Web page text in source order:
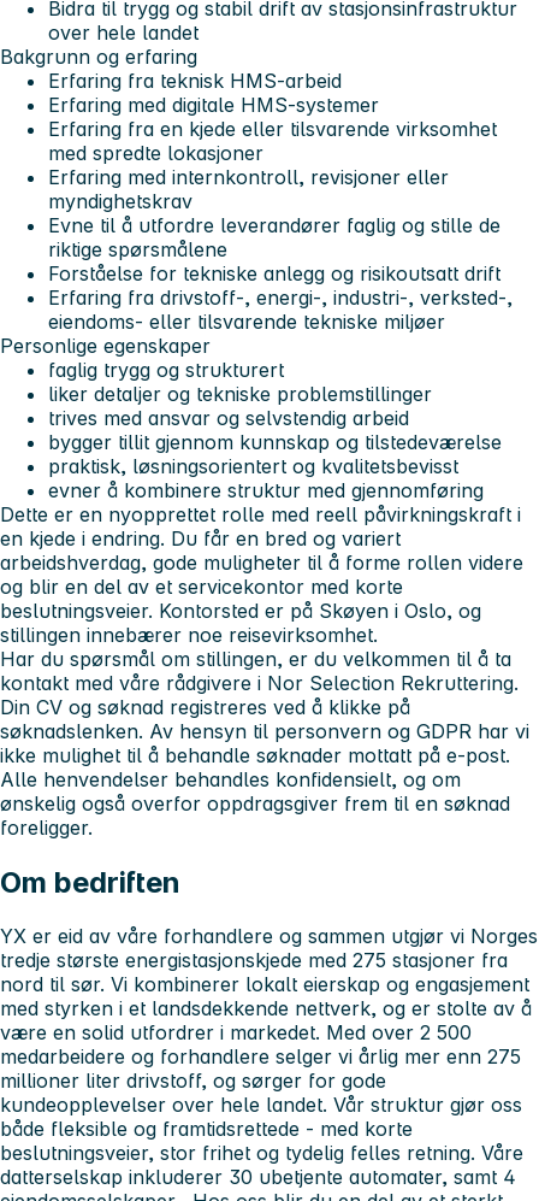
Bidra til trygg og stabil drift av stasjonsinfrastruktur
over hele landet
Bakgrunn og erfaring
Erfaring fra teknisk HMS-arbeid
Erfaring med digitale HMS-systemer
Erfaring fra en kjede eller tilsvarende virksomhet
med spredte lokasjoner
Erfaring med internkontroll, revisjoner eller
myndighetskrav
Evne til å utfordre leverandører faglig og stille de
riktige spørsmålene
Forståelse for tekniske anlegg og risikoutsatt drift
Erfaring fra drivstoff-, energi-, industri-, verksted-,
eiendoms- eller tilsvarende tekniske miljøer
Personlige egenskaper
faglig trygg og strukturert
liker detaljer og tekniske problemstillinger
trives med ansvar og selvstendig arbeid
bygger tillit gjennom kunnskap og tilstedeværelse
praktisk, løsningsorientert og kvalitetsbevisst
evner å kombinere struktur med gjennomføring
Dette er en nyopprettet rolle med reell påvirkningskraft i
en kjede i endring. Du får en bred og variert
arbeidshverdag, gode muligheter til å forme rollen videre
og blir en del av et servicekontor med korte
beslutningsveier. Kontorsted er på Skøyen i Oslo, og
stillingen innebærer noe reisevirksomhet.
Har du spørsmål om stillingen, er du velkommen til å ta
kontakt med våre rådgivere i Nor Selection Rekruttering.
Din CV og søknad registreres ved å klikke på
søknadslenken. Av hensyn til personvern og GDPR har vi
ikke mulighet til å behandle søknader mottatt på e-post.
Alle henvendelser behandles konfidensielt, og om
ønskelig også overfor oppdragsgiver frem til en søknad
foreligger.
Om bedriften
YX er eid av våre forhandlere og sammen utgjør vi Norges
tredje største energistasjonskjede med 275 stasjoner fra
nord til sør. Vi kombinerer lokalt eierskap og engasjement
med styrken i et landsdekkende nettverk, og er stolte av å
være en solid utfordrer i markedet. Med over 2 500
medarbeidere og forhandlere selger vi årlig mer enn 275
millioner liter drivstoff, og sørger for gode
kundeopplevelser over hele landet. Vår struktur gjør oss
både fleksible og framtidsrettede - med korte
beslutningsveier, stor frihet og tydelig felles retning. Våre
datterselskap inkluderer 30 ubetjente automater, samt 4